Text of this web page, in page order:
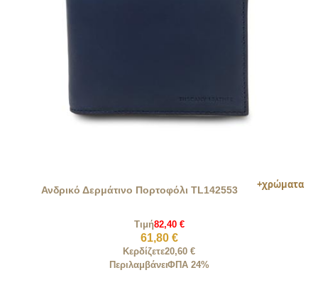
Ανδρικό Δερμάτινο Πορτοφόλι TL142553
Τιμή82,40 €
61,80 €
Κερδίζετε20,60 €
ΠεριλαμβάνειΦΠΑ 24%